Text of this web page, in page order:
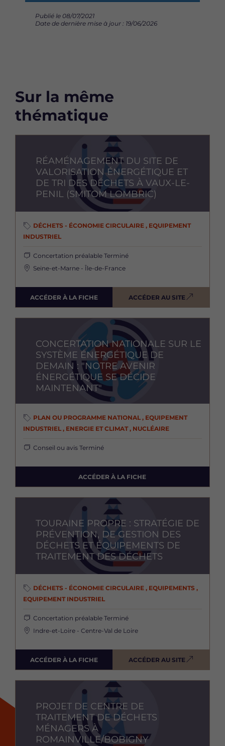
Publié le 08/07/2021
Date de dernière mise à jour : 19/06/2026
Sur la même
thématique
RÉAMÉNAGEMENT DU SITE DE
VALORISATION ÉNERGÉTIQUE ET
DE TRI DES DÉCHETS À VAUX-LE-
PENIL (SMITOM LOMBRIC)
DÉCHETS - ÉCONOMIE CIRCULAIRE , EQUIPEMENT
INDUSTRIEL
Concertation préalable Terminé
Seine-et-Marne - Île-de-France
ACCÉDER À LA FICHE ACCÉDER AU SITE
CONCERTATION NATIONALE SUR LE
SYSTÈME ÉNERGÉTIQUE DE
DEMAIN : "NOTRE AVENIR
ÉNERGÉTIQUE SE DÉCIDE
MAINTENANT"
PLAN OU PROGRAMME NATIONAL , EQUIPEMENT
INDUSTRIEL , ENERGIE ET CLIMAT , NUCLÉAIRE
Conseil ou avis Terminé
ACCÉDER À LA FICHE
TOURAINE PROPRE : STRATÉGIE DE
PRÉVENTION, DE GESTION DES
DÉCHETS ET ÉQUIPEMENTS DE
TRAITEMENT DES DÉCHETS
DÉCHETS - ÉCONOMIE CIRCULAIRE , EQUIPEMENTS ,
EQUIPEMENT INDUSTRIEL
Concertation préalable Terminé
Indre-et-Loire - Centre-Val de Loire
ACCÉDER À LA FICHE ACCÉDER AU SITE
PROJET DE CENTRE DE
TRAITEMENT DE DÉCHETS
MÉNAGERS À
ROMAINVILLE/BOBIGNY